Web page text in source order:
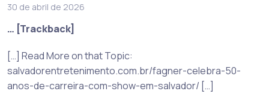
30 de abril de 2026
… [Trackback]
[…] Read More on that Topic:
salvadorentretenimento.com.br/fagner-celebra-50-
anos-de-carreira-com-show-em-salvador/ […]